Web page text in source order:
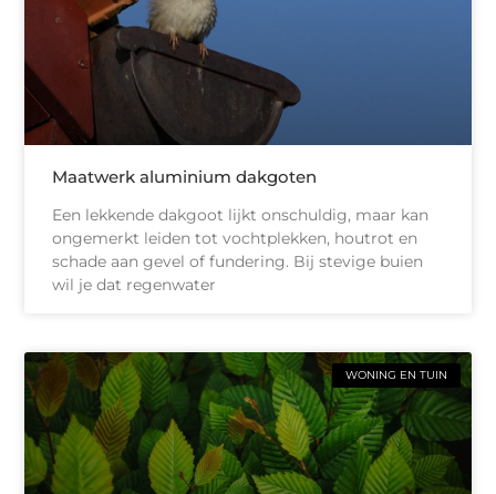
Maatwerk aluminium dakgoten
Een lekkende dakgoot lijkt onschuldig, maar kan
ongemerkt leiden tot vochtplekken, houtrot en
schade aan gevel of fundering. Bij stevige buien
wil je dat regenwater
WONING EN TUIN